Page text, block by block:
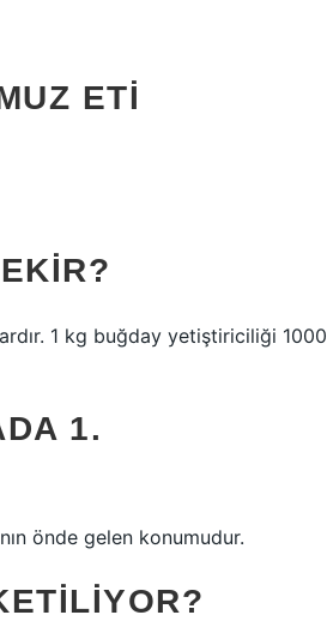
ETI
1 kg buğday yetiştiriciliği 1000
1.
önde gelen konumudur.